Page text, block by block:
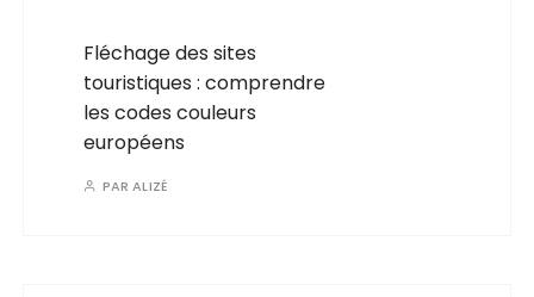
Fléchage des sites
touristiques : comprendre
les codes couleurs
européens
PARALIZÉ